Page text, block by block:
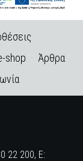
shop
Άρθρα
22 200, E: